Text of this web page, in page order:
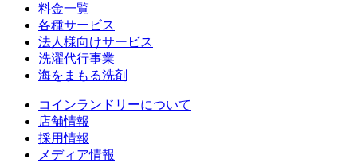
料金一覧
各種サービス
法人様向けサービス
洗濯代行事業
海をまもる洗剤
コインランドリーについて
店舗情報
採用情報
メディア情報